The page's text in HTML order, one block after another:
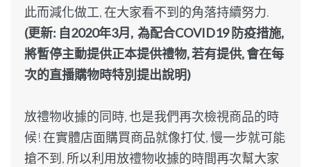
此而減化做工, 在大家看不到的角落持續努力.
(更新: 自2020年3月, 為配合COVID19 防疫措施,
將暫停主動提供正本提供禮物, 若有提供, 會在每
次的直播購物時特別提出說明)
放禮物收據的同時, 也是我們再次檢視商品的時
候! 在實體店面購買商品就像打仗, 慢一步就可能
搶不到, 所以利用放禮物收據的時間再次幫大家